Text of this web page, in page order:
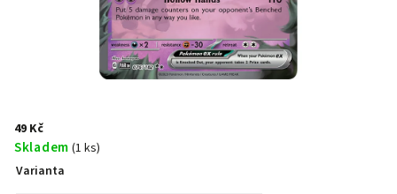
49 Kč
Skladem (1 ks)
Varianta